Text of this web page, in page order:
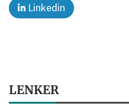
Linkedin
LENKER